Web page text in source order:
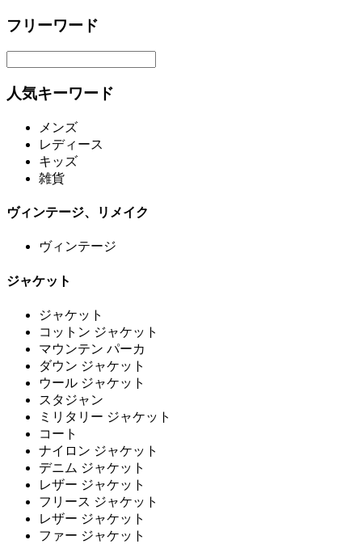
フリーワード
人気キーワード
メンズ
レディース
キッズ
雑貨
ヴィンテージ、リメイク
ヴィンテージ
ジャケット
ジャケット
コットン ジャケット
マウンテン パーカ
ダウン ジャケット
ウール ジャケット
スタジャン
ミリタリー ジャケット
コート
ナイロン ジャケット
デニム ジャケット
レザー ジャケット
フリース ジャケット
レザー ジャケット
ファー ジャケット